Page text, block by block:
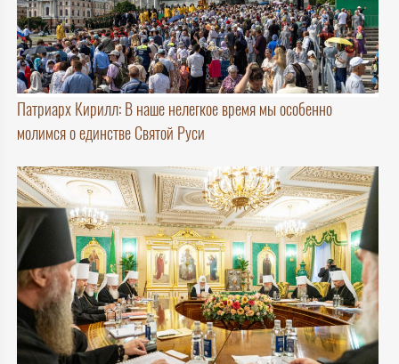
Патриарх Кирилл: В наше нелегкое время мы особенно
молимся о единстве Святой Руси